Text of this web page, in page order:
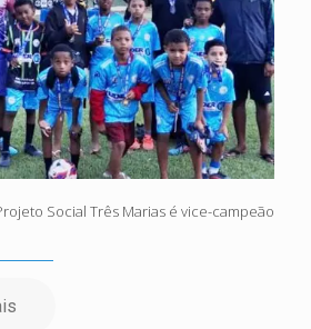
Social Três Marias é vice-campeão